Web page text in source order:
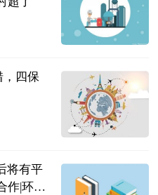
，四保
将有平
作|环球